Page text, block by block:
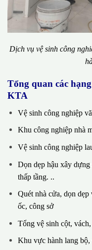
Dịch vụ vệ sinh công
Tổng quan các
KTA
Vệ sinh công nghiệp
Khu công nghiệp nhà
Vệ sinh công nghiệp
Dọn dẹp hậu xây dựng
thấp tầng. ..
Quét nhà cửa, dọn
ốc, công sở
Tổng vệ sinh cột, vách,
Khu vực hành lang bộ,